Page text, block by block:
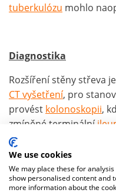
tuberkulózu mohlo
Diagnostika
Rozšíření stěny střeva
CT vyšetření, pro
provést kolonoskopii,
zmíněné terminální
histologickému
provedeníQuantiferon
We use cookies
We may place these for
show personalised content and
more information about the